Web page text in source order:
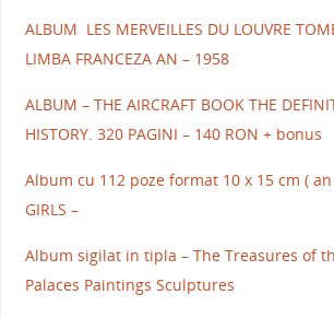
ALBUM LES MERVEILLES DU LOUVRE
LIMBA FRANCEZA AN – 1958
ALBUM – THE AIRCRAFT BOOK THE
HISTORY. 320 PAGINI – 140 RON + bonus
Album cu 112 poze format 10 x 15 cm ( an
GIRLS –
Album sigilat in tipla – The Treasures of
Palaces Paintings Sculptures